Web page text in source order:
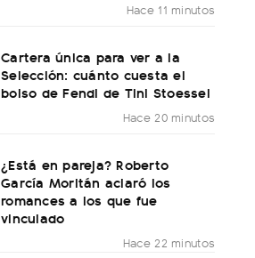
Hace 11 minutos
Cartera única para ver a la
Selección: cuánto cuesta el
bolso de Fendi de Tini Stoessel
Hace 20 minutos
¿Está en pareja? Roberto
García Moritán aclaró los
romances a los que fue
vinculado
Hace 22 minutos